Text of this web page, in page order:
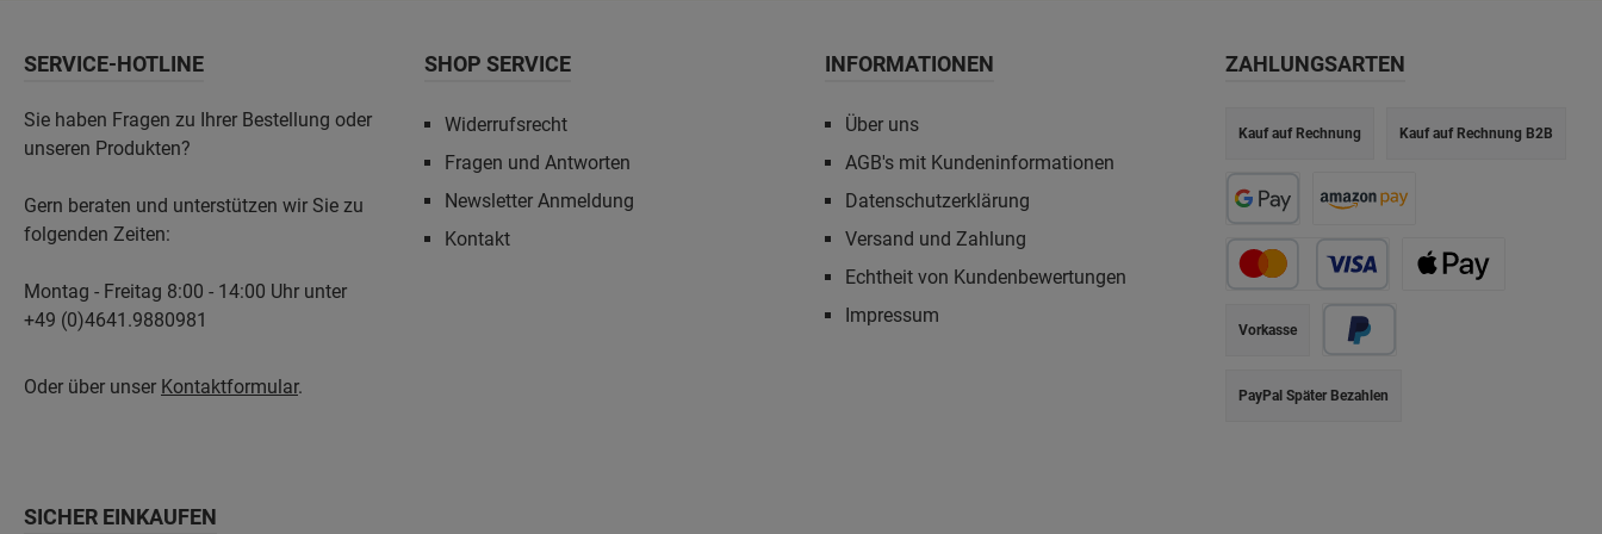
SERVICE-HOTLINE
Sie haben Fragen zu Ihrer Bestellung oder
unseren Produkten?
Gern beraten und unterstützen wir Sie zu
folgenden Zeiten:
Montag - Freitag 8:00 - 14:00 Uhr unter
+49 (0)4641.9880981
Oder über unser Kontaktformular.
SHOP SERVICE
Widerrufsrecht
Fragen und Antworten
Newsletter Anmeldung
Kontakt
INFORMATIONEN
Über uns
AGB's mit Kundeninformationen
Datenschutzerklärung
Versand und Zahlung
Echtheit von Kundenbewertungen
Impressum
ZAHLUNGSARTEN
Vorkasse
PayPal Später Bezahlen
Kauf auf Rechnung Kauf auf Rechnung B2B
SICHER EINKAUFEN